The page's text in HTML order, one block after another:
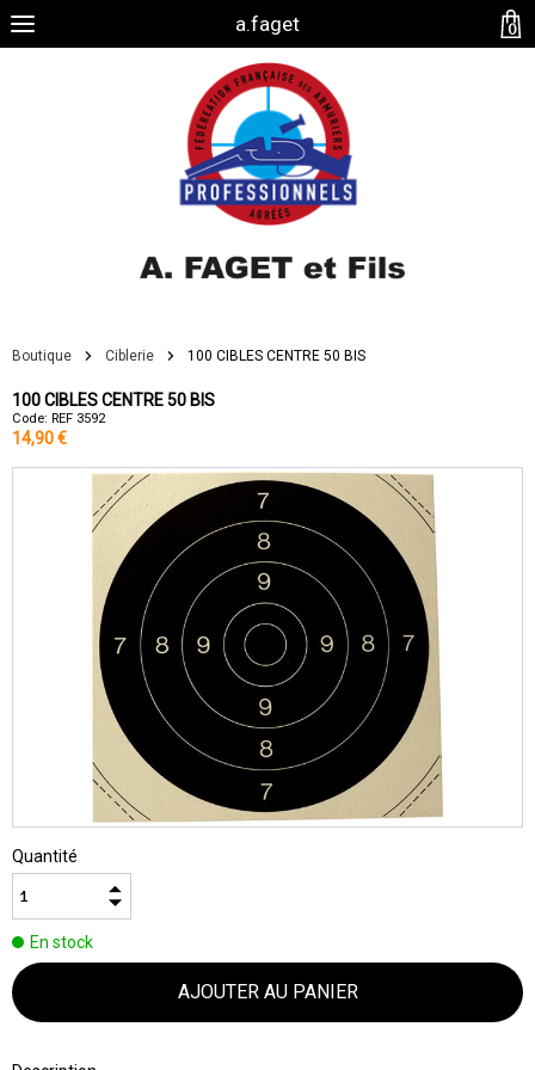
a.faget
Boutique Ciblerie 100 CIBLES CENTRE 50 BIS
100 CIBLES CENTRE 50 BIS
Code: REF 3592
14,90 €
Quantité
En stock
0